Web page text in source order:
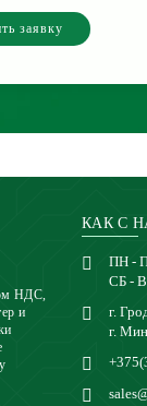
заявку
НДС,
и
КАК С
ПН -
СБ -
г.
г.